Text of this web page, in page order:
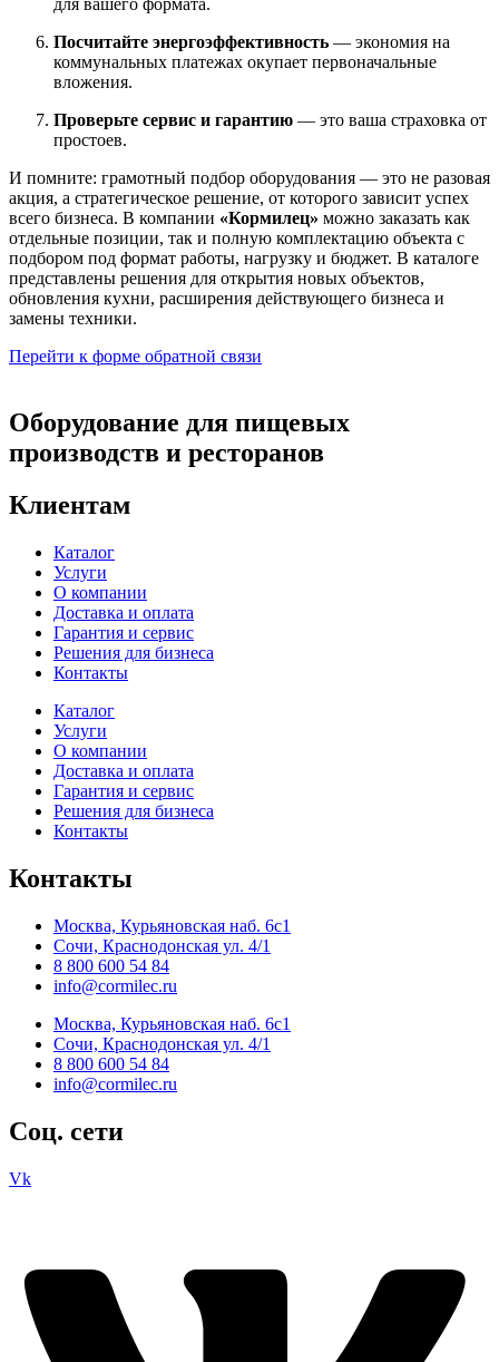
Посчитайте энергоэффективность — экономия на
коммунальных платежах окупает первоначальные
вложения.
Проверьте сервис и гарантию — это ваша страховка от
простоев.
И помните: грамотный подбор оборудования — это не разовая
акция, а стратегическое решение, от которого зависит успех
всего бизнеса. В компании «Кормилец» можно заказать как
отдельные позиции, так и полную комплектацию объекта с
подбором под формат работы, нагрузку и бюджет. В каталоге
представлены решения для открытия новых объектов,
обновления кухни, расширения действующего бизнеса и
замены техники.
Перейти к форме обратной связи
Оборудование для пищевых
производств и ресторанов
Клиентам
Каталог
Услуги
О компании
Доставка и оплата
Гарантия и сервис
Решения для бизнеса
Контакты
Каталог
Услуги
О компании
Доставка и оплата
Гарантия и сервис
Решения для бизнеса
Контакты
Контакты
Москва, Курьяновская наб. 6с1
Сочи, Краснодонская ул. 4/1
8 800 600 54 84
info@cormilec.ru
Москва, Курьяновская наб. 6с1
Сочи, Краснодонская ул. 4/1
8 800 600 54 84
info@cormilec.ru
Соц. сети
Vk